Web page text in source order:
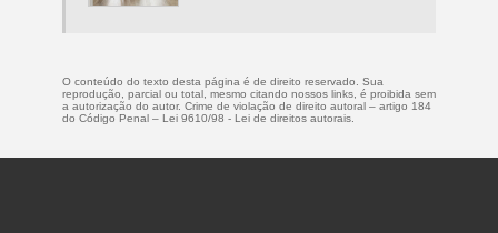
O conteúdo do texto desta página é de direito reservado. Sua
reprodução, parcial ou total, mesmo citando nossos links, é proibida sem
a autorização do autor. Crime de violação de direito autoral – artigo 184
do Código Penal – Lei 9610/98 - Lei de direitos autorais